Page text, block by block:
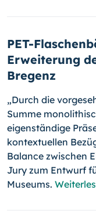
PET-
Erweiterung
Bregenz
„Durch die
Summe
eigenständige
kontex­tuellen
Balance zwi­schen
Jury zum Entwurf
Museums.